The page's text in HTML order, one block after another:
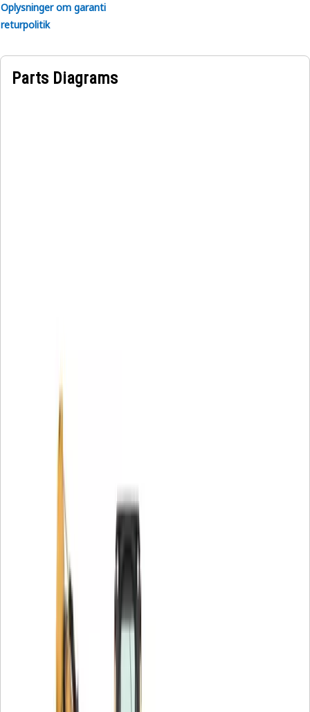
holdbarhed, pålidelighed og produktivitet.
• Lavet af holdbare materialer, der giver styrke og
fordybningen i boringen.
Oplysninger om garanti
returpolitik
Parts Diagrams